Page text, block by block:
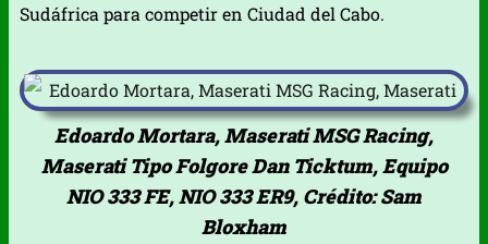
Sudáfrica para competir en Ciudad del Cabo.
Edoardo Mortara, Maserati MSG Racing,
Maserati Tipo Folgore Dan Ticktum, Equipo
NIO 333 FE, NIO 333 ER9, Crédito: Sam
Bloxham